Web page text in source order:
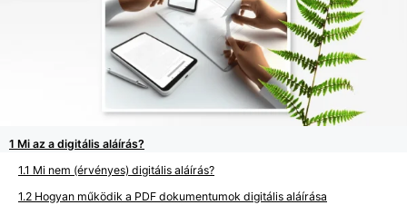
Mi az a digitális aláírás?
Mi nem (érvényes) digitális aláírás?
Hogyan működik a PDF dokumentumok digitális aláírása